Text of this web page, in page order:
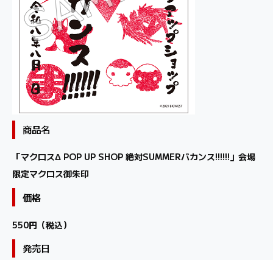
商品名
「マクロスΔ POP UP SHOP 絶対SUMMERバカンス!!!!!!」会場
限定マクロス御朱印
価格
550円（税込）
発売日